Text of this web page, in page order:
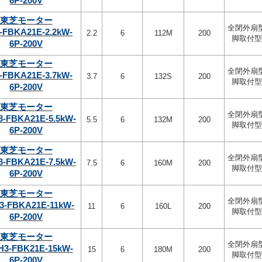
東芝モーター
FBKA21E-2.2kW-
6P-200V
2.2 6 112M 200
全閉外扇
脚取付型
東芝モーター
FBKA21E-3.7kW-
6P-200V
3.7 6 132S 200
全閉外扇
脚取付型
東芝モーター
FBKA21E-5.5kW-
6P-200V
5.5 6 132M 200
全閉外扇
脚取付型
東芝モーター
FBKA21E-7.5kW-
6P-200V
7.5 6 160M 200
全閉外扇
脚取付型
東芝モーター
FBKA21E-11kW-
6P-200V
11 6 160L 200
全閉外扇
脚取付型
東芝モーター
FBK21E-15kW-
6P-200V
15 6 180M 200
全閉外扇
脚取付型